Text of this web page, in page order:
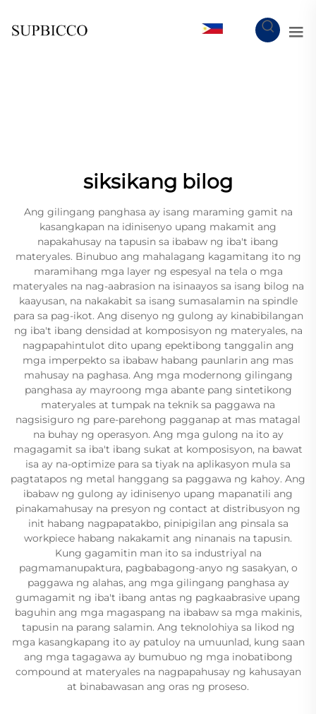
siksikang bilog
Ang gilingang panghasa ay isang maraming gamit na
kasangkapan na idinisenyo upang makamit ang
napakahusay na tapusin sa ibabaw ng iba't ibang
materyales. Binubuo ang mahalagang kagamitang ito ng
maramihang mga layer ng espesyal na tela o mga
materyales na nag-aabrasion na isinaayos sa isang bilog na
kaayusan, na nakakabit sa isang sumasalamin na spindle
para sa pag-ikot. Ang disenyo ng gulong ay kinabibilangan
ng iba't ibang densidad at komposisyon ng materyales, na
nagpapahintulot dito upang epektibong tanggalin ang
mga imperpekto sa ibabaw habang paunlarin ang mas
mahusay na paghasa. Ang mga modernong gilingang
panghasa ay mayroong mga abante pang sintetikong
materyales at tumpak na teknik sa paggawa na
nagsisiguro ng pare-parehong pagganap at mas matagal
na buhay ng operasyon. Ang mga gulong na ito ay
magagamit sa iba't ibang sukat at komposisyon, na bawat
isa ay na-optimize para sa tiyak na aplikasyon mula sa
pagtatapos ng metal hanggang sa paggawa ng kahoy. Ang
ibabaw ng gulong ay idinisenyo upang mapanatili ang
pinakamahusay na presyon ng contact at distribusyon ng
init habang nagpapatakbo, pinipigilan ang pinsala sa
workpiece habang nakakamit ang ninanais na tapusin.
Kung gagamitin man ito sa industriyal na
pagmamanupaktura, pagbabagong-anyo ng sasakyan, o
paggawa ng alahas, ang mga gilingang panghasa ay
gumagamit ng iba't ibang antas ng pagkaabrasive upang
baguhin ang mga magaspang na ibabaw sa mga makinis,
tapusin na parang salamin. Ang teknolohiya sa likod ng
mga kasangkapang ito ay patuloy na umuunlad, kung saan
ang mga tagagawa ay bumubuo ng mga inobatibong
compound at materyales na nagpapahusay ng kahusayan
at binabawasan ang oras ng proseso.